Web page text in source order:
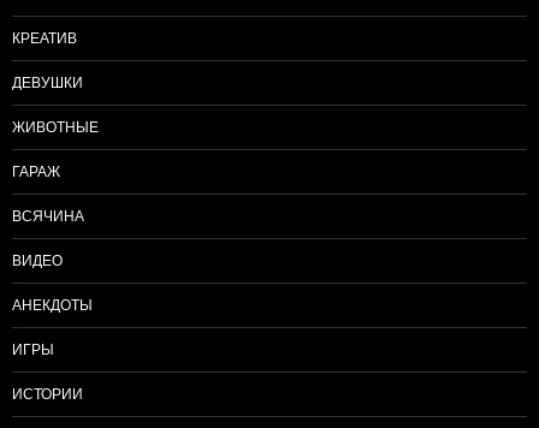
КРЕАТИВ
ДЕВУШКИ
ЖИВОТНЫЕ
ГАРАЖ
ВСЯЧИНА
ВИДЕО
АНЕКДОТЫ
ИГРЫ
ИСТОРИИ